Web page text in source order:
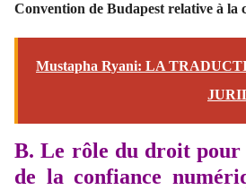
Convention de Budapest relative à la
Mustapha Ryani: LA
B. Le rôle du droit pour
de la confiance